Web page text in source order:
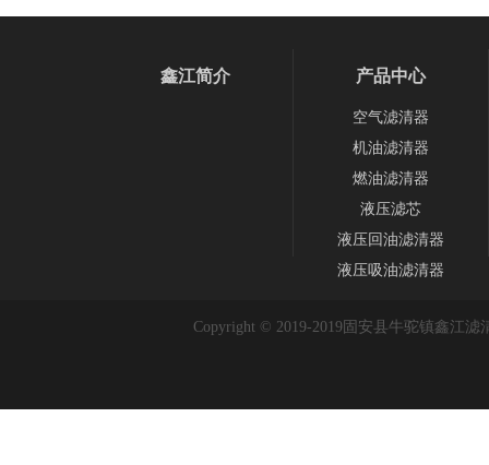
鑫江简介 产品中心
空气滤清器
机油滤清器
燃油滤清器
液压滤芯
液压回油滤清器
液压吸油滤清器
Copyright © 2019-2019 固安县牛驼镇鑫江滤